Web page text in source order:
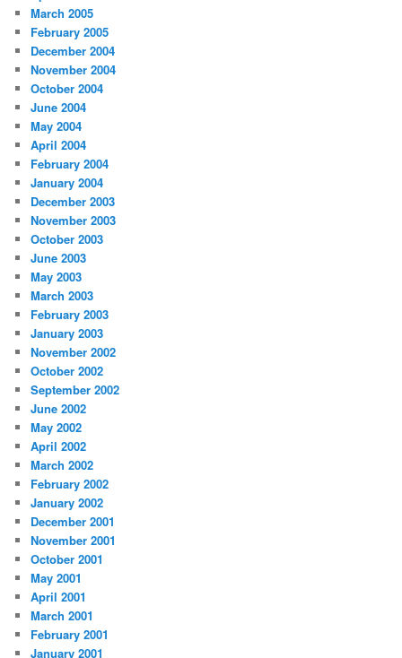
March 2005
February 2005
December 2004
November 2004
October 2004
June 2004
May 2004
April 2004
February 2004
January 2004
December 2003
November 2003
October 2003
June 2003
May 2003
March 2003
February 2003
January 2003
November 2002
October 2002
September 2002
June 2002
May 2002
April 2002
March 2002
February 2002
January 2002
December 2001
November 2001
October 2001
May 2001
April 2001
March 2001
February 2001
January 2001